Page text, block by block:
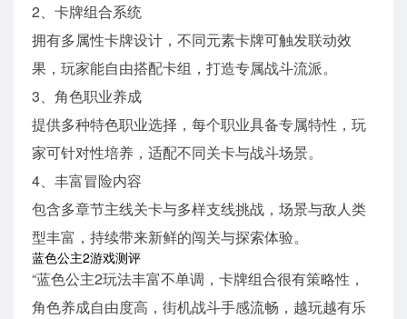
2、卡牌组合系统
拥有多属性卡牌设计，不同元素卡牌可触发联动效
果，玩家能自由搭配卡组，打造专属战斗流派。
3、角色职业养成
提供多种特色职业选择，每个职业具备专属特性，玩
家可针对性培养，适配不同关卡与战斗场景。
4、丰富冒险内容
包含多章节主线关卡与多样支线挑战，场景与敌人类
型丰富，持续带来新鲜的闯关与探索体验。
蓝色公主2游戏测评
“蓝色公主2玩法丰富不单调，卡牌组合很有策略性，
角色养成自由度高，街机战斗手感流畅，越玩越有乐